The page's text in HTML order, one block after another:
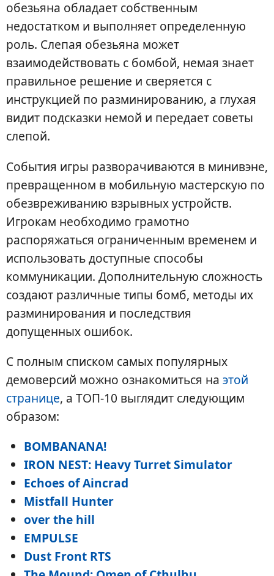
обезьяна обладает собственным
недостатком и выполняет определенную
роль. Слепая обезьяна может
взаимодействовать с бомбой, немая знает
правильное решение и сверяется с
инструкцией по разминированию, а глухая
видит подсказки немой и передает советы
слепой.
События игры разворачиваются в минивэне,
превращенном в мобильную мастерскую по
обезвреживанию взрывных устройств.
Игрокам необходимо грамотно
распоряжаться ограниченным временем и
использовать доступные способы
коммуникации. Дополнительную сложность
создают различные типы бомб, методы их
разминирования и последствия
допущенных ошибок.
С полным списком самых популярных
демоверсий можно ознакомиться на этой
странице, а ТОП-10 выглядит следующим
образом:
BOMBANANA!
IRON NEST: Heavy Turret Simulator
Echoes of Aincrad
Mistfall Hunter
over the hill
EMPULSE
Dust Front RTS